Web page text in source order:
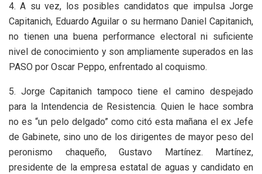
4. A su vez, los posibles candidatos que impulsa Jorge
Capitanich, Eduardo Aguilar o su hermano Daniel Capitanich,
no tienen una buena performance electoral ni suficiente
nivel de conocimiento y son ampliamente superados en las
PASO por Oscar Peppo, enfrentado al coquismo.
5. Jorge Capitanich tampoco tiene el camino despejado
para la Intendencia de Resistencia. Quien le hace sombra
no es “un pelo delgado” como citó esta mañana el ex Jefe
de Gabinete, sino uno de los dirigentes de mayor peso del
peronismo chaqueño, Gustavo Martínez. Martínez,
presidente de la empresa estatal de aguas y candidato en